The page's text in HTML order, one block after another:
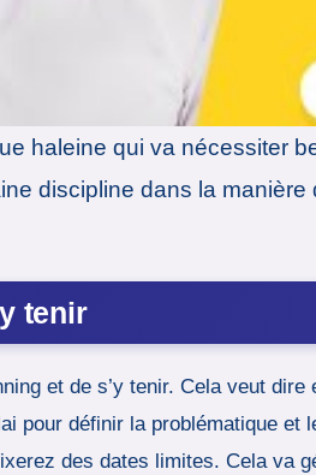
haleine qui va nécessiter
discipline dans la
tenir
et de s’y tenir. Cela veut
pour définir la problématique
des dates limites. Cela va